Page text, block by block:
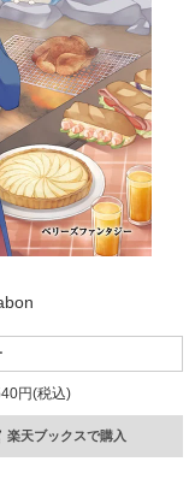
円(税込)
楽天ブックスで購入